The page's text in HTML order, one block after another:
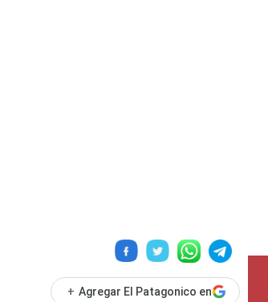
+ Agregar El Patagonico en